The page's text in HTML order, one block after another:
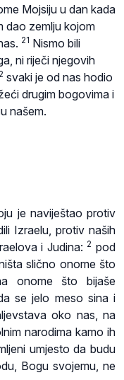
Mojsiju u dan kada
dao zemlju kojom
21 Nismo bili
ni riječi njegovih
svaki je od nas hodio
drugim bogovima i
našem.
je naviještao protiv
Izraelu, protiv naših
i Judina: 2 pod
slično onome što
onome što bijaše
se jelo meso sina i
oko nas, na
narodima kamo ih
umjesto da budu
Bogu svojemu, ne